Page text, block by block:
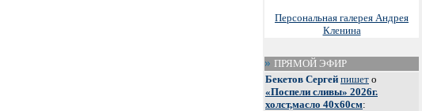
Персональная галерея Андрея
Кленина
ПРЯМОЙ ЭФИР
Бекетов Сергей пишет о
«Поспели сливы» 2026г.
холст,масло 40х60см: